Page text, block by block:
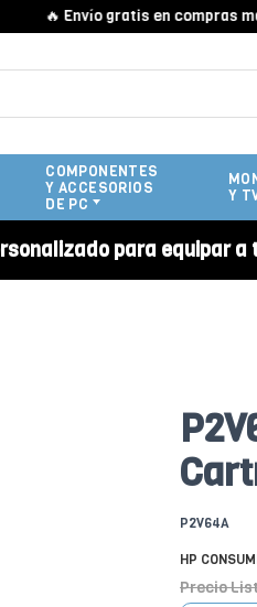
🔥 Envío gratis en compras
COMPONENTES
Y ACCESORIOS
DE PC
Y
para equipar
P2V64A
HP
Precio